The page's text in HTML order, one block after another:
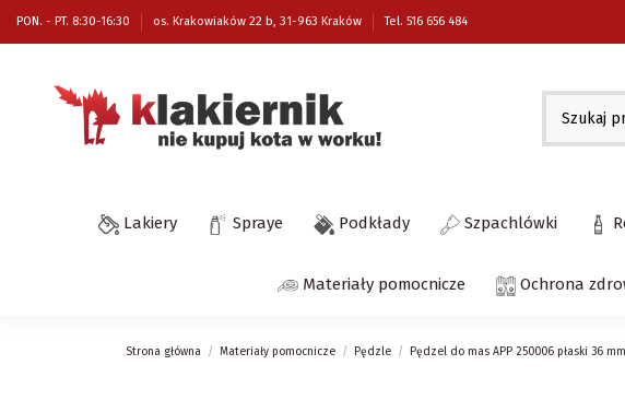
PON. - PT. 8:30-16:30 os. Krakowiaków 22 b, 31-963 Kraków Tel. 516 656 484
Lakiery Spraye Podkłady Szpachlówki
Materiały pomocnicze Ochrona
Strona główna Materiały pomocnicze Pędzle Pędzel do mas APP 250006 płaski 36 mm